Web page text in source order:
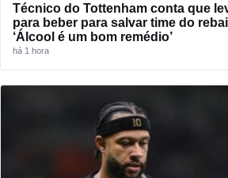
Técnico do Tottenham conta que
para beber para salvar time do
‘Álcool é um bom remédio’
há 1 hora